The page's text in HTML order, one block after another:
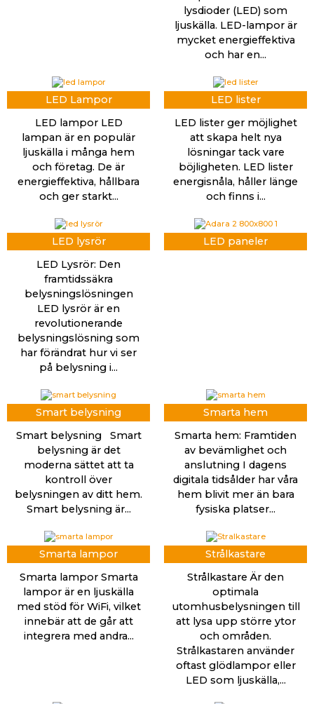
lysdioder (LED) som
ljuskälla. LED-lampor är
mycket energieffektiva
och har en...
LED Lampor
LED lampor LED
lampan är en populär
ljuskälla i många hem
och företag. De är
energieffektiva, hållbara
och ger starkt...
LED lister
LED lister ger möjlighet
att skapa helt nya
lösningar tack vare
böjligheten. LED lister
energisnåla, håller länge
och finns i...
LED lysrör
LED Lysrör: Den
framtidssäkra
belysningslösningen
LED lysrör är en
revolutionerande
belysningslösning som
har förändrat hur vi ser
på belysning i...
LED paneler
Smart belysning
Smart belysning Smart
belysning är det
moderna sättet att ta
kontroll över
belysningen av ditt hem.
Smart belysning är...
Smarta hem
Smarta hem: Framtiden
av bevämlighet och
anslutning I dagens
digitala tidsålder har våra
hem blivit mer än bara
fysiska platser...
Smarta lampor
Smarta lampor Smarta
lampor är en ljuskälla
med stöd för WiFi, vilket
innebär att de går att
integrera med andra...
Strålkastare
Strålkastare Är den
optimala
utomhusbelysningen till
att lysa upp större ytor
och områden.
Strålkastaren använder
oftast glödlampor eller
LED som ljuskälla,...